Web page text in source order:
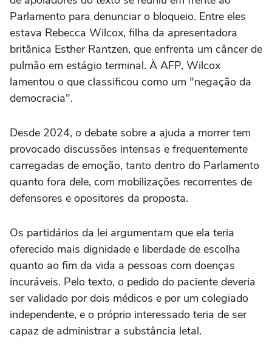
Parlamento para denunciar o bloqueio. Entre eles
estava Rebecca Wilcox, filha da apresentadora
britânica Esther Rantzen, que enfrenta um câncer de
pulmão em estágio terminal. À AFP, Wilcox
lamentou o que classificou como um "negação da
democracia".
Desde 2024, o debate sobre a ajuda a morrer tem
provocado discussões intensas e frequentemente
carregadas de emoção, tanto dentro do Parlamento
quanto fora dele, com mobilizações recorrentes de
defensores e opositores da proposta.
Os partidários da lei argumentam que ela teria
oferecido mais dignidade e liberdade de escolha
quanto ao fim da vida a pessoas com doenças
incuráveis. Pelo texto, o pedido do paciente deveria
ser validado por dois médicos e por um colegiado
independente, e o próprio interessado teria de ser
capaz de administrar a substância letal.